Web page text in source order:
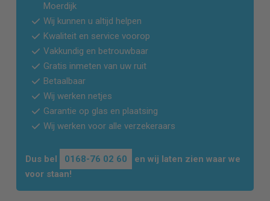
Moerdijk
Wij kunnen u altijd helpen
Kwaliteit en service voorop
Vakkundig en betrouwbaar
Gratis inmeten van uw ruit
Betaalbaar
Wij werken netjes
Garantie op glas en plaatsing
Wij werken voor alle verzekeraars
Dus bel 0168-76 02 60
en wij laten zien waar we
voor staan!